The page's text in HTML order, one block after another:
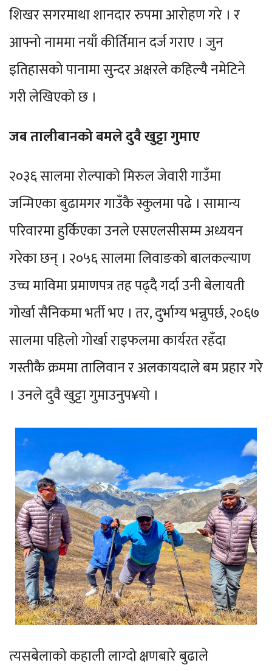
शिखर सगरमाथा शानदार रुपमा आरोहण गरे । र
आफ्नो नाममा नयाँ कीर्तिमान दर्ज गराए । जुन
इतिहासको पानामा सुन्दर अक्षरले कहिल्यै नमेटिने
गरी लेखिएको छ ।
जब तालीबानको बमले दुवै खुट्टा गुमाए
२०३६ सालमा रोल्पाको मिरुल जेवारी गाउँमा
जन्मिएका बुढामगर गाउँकै स्कुलमा पढे । सामान्य
परिवारमा हुर्किएका उनले एसएलसीसम्म अध्ययन
गरेका छन् । २०५६ सालमा लिवाङको बालकल्याण
उच्च माविमा प्रमाणपत्र तह पढ्दै गर्दा उनी बेलायती
गोर्खा सैनिकमा भर्ती भए । तर, दुर्भाग्य भन्नुपर्छ, २०६७
सालमा पहिलो गोर्खा राइफलमा कार्यरत रहँदा
गस्तीकै क्रममा तालिवान र अलकायदाले बम प्रहार गरे
। उनले दुवै खुट्टा गुमाउनुप¥यो ।
त्यसबेलाको कहाली लाग्दो क्षणबारे बुढाले